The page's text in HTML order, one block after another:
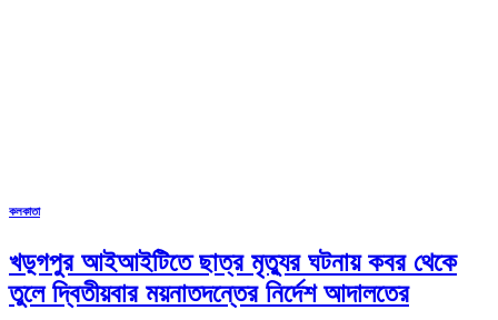
কলকাতা
খড়্গপুর আইআইটিতে ছাত্র মৃত্যুর ঘটনায় কবর থেকে
তুলে দ্বিতীয়বার ময়নাতদন্তের নির্দেশ আদালতের